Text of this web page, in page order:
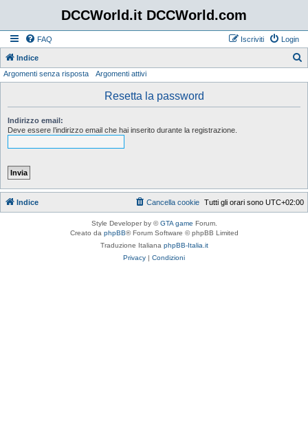
DCCWorld.it DCCWorld.com
FAQ Login
Iscriviti
Indice
Argomenti senza risposta Argomenti attivi
Resetta la password
Indirizzo email:
Deve essere l’indirizzo email che hai inserito durante la registrazione.
Indice Tutti gli orari sono UTC+02:00
Cancella cookie
Style Developer by ©GTA game Forum.
Creato da phpBB® Forum Software © phpBB Limited
Traduzione Italiana phpBB-Italia.it
Privacy | Condizioni